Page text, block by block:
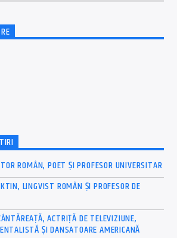
ROMÂN, POET ȘI PROFESOR UNIVERSITAR
LINGVIST ROMÂN ȘI PROFESOR DE
ACTRIȚĂ DE TELEVIZIUNE,
ȘI DANSATOARE AMERICANĂ